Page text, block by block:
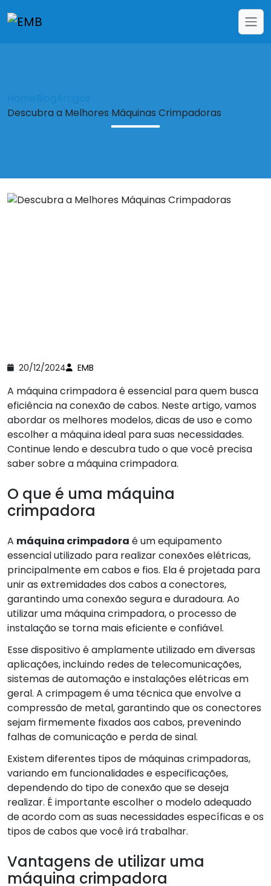
Home Blog
Artigos
Descubra a Melhores Máquinas Crimpadoras
20/12/2024 EMB
A máquina crimpadora é essencial para quem busca
eficiência na conexão de cabos. Neste artigo, vamos
abordar os melhores modelos, dicas de uso e como
escolher a máquina ideal para suas necessidades.
Continue lendo e descubra tudo o que você precisa
saber sobre a máquina crimpadora.
O que é uma máquina
crimpadora
A máquina crimpadora é um equipamento
essencial utilizado para realizar conexões elétricas,
principalmente em cabos e fios. Ela é projetada para
unir as extremidades dos cabos a conectores,
garantindo uma conexão segura e duradoura. Ao
utilizar uma máquina crimpadora, o processo de
instalação se torna mais eficiente e confiável.
Esse dispositivo é amplamente utilizado em diversas
aplicações, incluindo redes de telecomunicações,
sistemas de automação e instalações elétricas em
geral. A crimpagem é uma técnica que envolve a
compressão de metal, garantindo que os conectores
sejam firmemente fixados aos cabos, prevenindo
falhas de comunicação e perda de sinal.
Existem diferentes tipos de máquinas crimpadoras,
variando em funcionalidades e especificações,
dependendo do tipo de conexão que se deseja
realizar. É importante escolher o modelo adequado
de acordo com as suas necessidades específicas e os
tipos de cabos que você irá trabalhar.
Vantagens de utilizar uma
máquina crimpadora